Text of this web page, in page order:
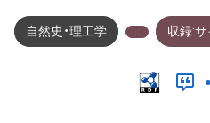
自然史・理工学 収録: